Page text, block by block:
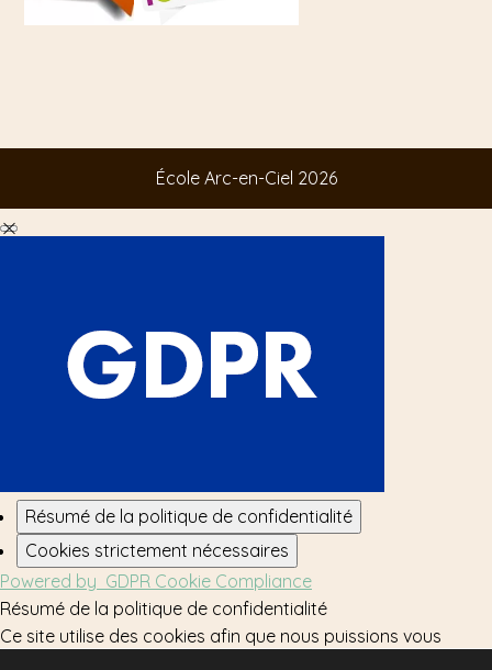
École Arc-en-Ciel 2026
Fermer les réglages des cookies GDPR
Résumé de la politique de confidentialité
Cookies strictement nécessaires
Powered by GDPR Cookie Compliance
Résumé de la politique de confidentialité
Ce site utilise des cookies afin que nous puissions vous